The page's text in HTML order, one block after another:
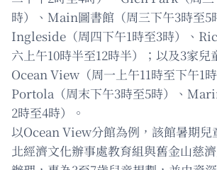
時）、Main圖書館（周三下午3時至5
Ingleside（周四下午1時至3時）、
六上午10時半至12時半）；以及3家兒
Ocean View（周一上午11時至下午1時
Portola（周末下午3時至5時）、
2時至4時）。
以Ocean View分館為例，該館暑期兒
北經濟文化辦事處教育組與舊金山慈